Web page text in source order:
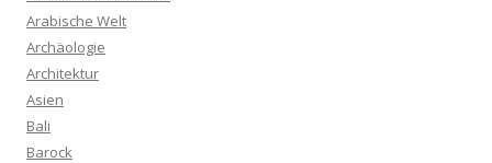
Arabische Welt
Archäologie
Architektur
Asien
Bali
Barock